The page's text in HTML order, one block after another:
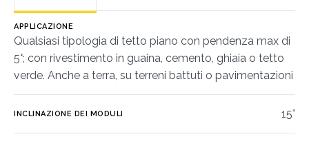
APPLICAZIONE
Qualsiasi tipologia di tetto piano con pendenza max di
5°; con rivestimento in guaina, cemento, ghiaia o tetto
verde. Anche a terra, su terreni battuti o pavimentazioni
INCLINAZIONE DEI MODULI 15°